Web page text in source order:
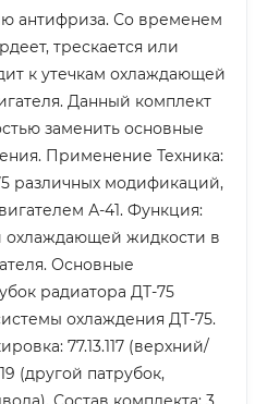
антифриза. Со временем
трескается или
к утечкам охлаждающей
Данный комплект
заменить основные
Применение Техника:
различных модификаций,
А-41. Функция:
жидкости в
Основные
радиатора ДТ-75
охлаждения ДТ-75.
77.13.117 (верхний/
(другой патрубок,